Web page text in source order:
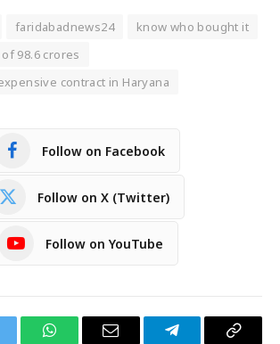
faridabadnews24
know who bought it
98.6 crores
contract in Haryana
Follow on Facebook
Follow on X (Twitter)
Follow on YouTube